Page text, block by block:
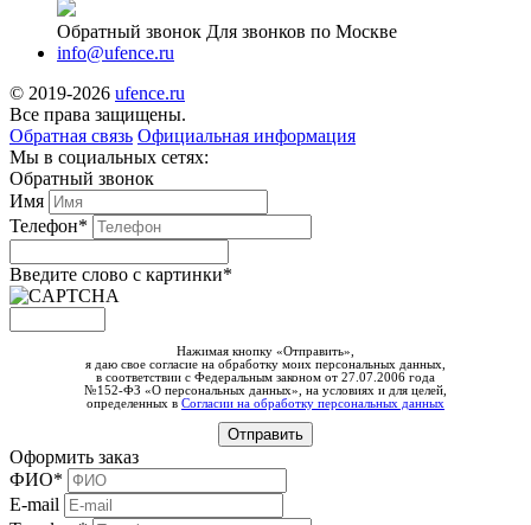
Обратный звонок Для звонков по Москве
info@ufence.ru
© 2019-2026 ufence.ru
Все права защищены.
Обратная связь Официальная информация
Мы в социальных сетях:
Обратный звонок
Имя
Телефон*
Введите слово c картинки*
Нажимая кнопку «Отправить»,
я даю свое согласие на обработку моих персональных данных,
в соответствии с Федеральным законом от 27.07.2006 года
№152-ФЗ «О персональных данных», на условиях и для целей,
определенных в Согласии на обработку персональных данных
Оформить заказ
ФИО*
E-mail